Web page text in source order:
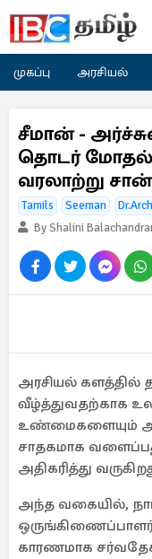
முகப்பு அரசியல்
சீமான் -
தொடர் மோதல்:
வரலாற்று
Tamils Seeman
By Shalini
அரசியல் களத்தில்
வீழ்த்துவதற்காக
உண்மைகளையும்
சாதகமாக
அதிகரித்து
அந்த வகையில்,
காரணமாக